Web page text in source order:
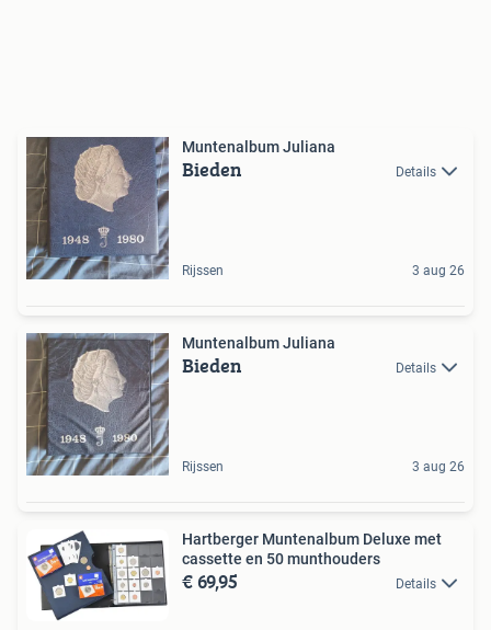
Muntenalbum Juliana
Bieden Details
Rijssen 3 aug 26
Muntenalbum Juliana
Bieden Details
Rijssen 3 aug 26
Hartberger Muntenalbum Deluxe met
cassette en 50 munthouders
€ 69,95 Details